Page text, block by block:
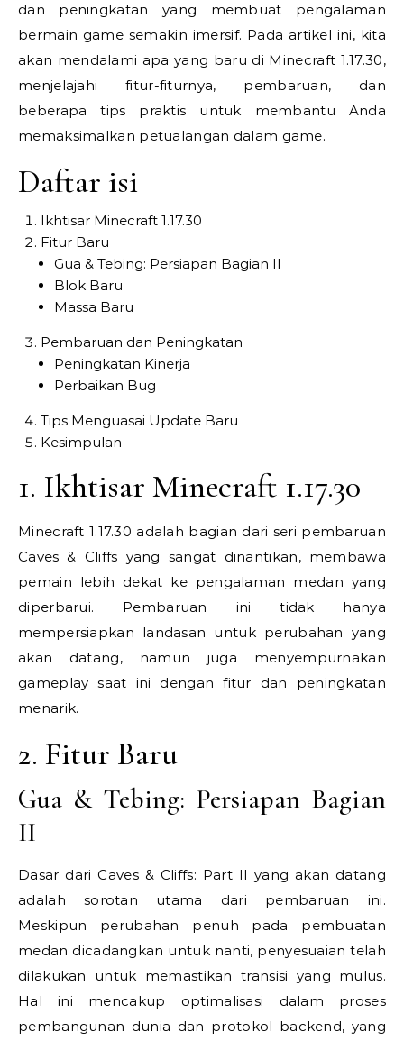
dan peningkatan yang membuat pengalaman
bermain game semakin imersif. Pada artikel ini, kita
akan mendalami apa yang baru di Minecraft 1.17.30,
menjelajahi fitur-fiturnya, pembaruan, dan
beberapa tips praktis untuk membantu Anda
memaksimalkan petualangan dalam game.
Daftar isi
Ikhtisar Minecraft 1.17.30
Fitur Baru
Gua & Tebing: Persiapan Bagian II
Blok Baru
Massa Baru
Pembaruan dan Peningkatan
Peningkatan Kinerja
Perbaikan Bug
Tips Menguasai Update Baru
Kesimpulan
1. Ikhtisar Minecraft 1.17.30
Minecraft 1.17.30 adalah bagian dari seri pembaruan
Caves & Cliffs yang sangat dinantikan, membawa
pemain lebih dekat ke pengalaman medan yang
diperbarui. Pembaruan ini tidak hanya
mempersiapkan landasan untuk perubahan yang
akan datang, namun juga menyempurnakan
gameplay saat ini dengan fitur dan peningkatan
menarik.
2. Fitur Baru
Gua & Tebing: Persiapan Bagian
II
Dasar dari Caves & Cliffs: Part II yang akan datang
adalah sorotan utama dari pembaruan ini.
Meskipun perubahan penuh pada pembuatan
medan dicadangkan untuk nanti, penyesuaian telah
dilakukan untuk memastikan transisi yang mulus.
Hal ini mencakup optimalisasi dalam proses
pembangunan dunia dan protokol backend, yang